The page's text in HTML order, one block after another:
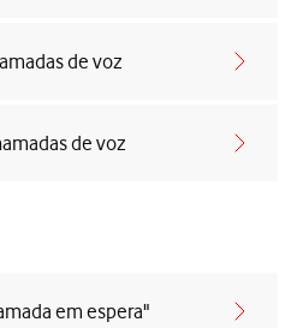
de voz
de voz
em espera"